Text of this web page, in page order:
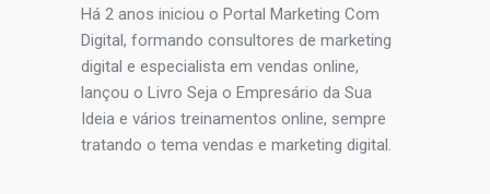
Há 2 anos iniciou o Portal Marketing Com
Digital, formando consultores de marketing
digital e especialista em vendas online,
lançou o Livro Seja o Empresário da Sua
Ideia e vários treinamentos online, sempre
tratando o tema vendas e marketing digital.